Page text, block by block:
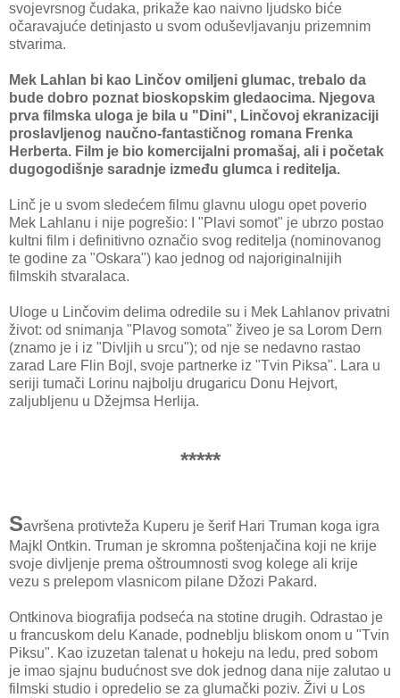
svojevrsnog čudaka, prikaže kao naivno ljudsko biće
očaravajuće detinjasto u svom oduševljavanju prizemnim
stvarima.
Mek Lahlan bi kao Linčov omiljeni glumac, trebalo da
bude dobro poznat bioskopskim gledaocima. Njegova
prva filmska uloga je bila u "Dini", Linčovoj ekranizaciji
proslavljenog naučno-fantastičnog romana Frenka
Herberta. Film je bio komercijalni promašaj, ali i početak
dugogodišnje saradnje između glumca i reditelja.
Linč je u svom sledećem filmu glavnu ulogu opet poverio
Mek Lahlanu i nije pogrešio: I "Plavi somot" je ubrzo postao
kultni film i definitivno označio svog reditelja (nominovanog
te godine za "Oskara") kao jednog od najoriginalnijih
filmskih stvaralaca.
Uloge u Linčovim delima odredile su i Mek Lahlanov privatni
život: od snimanja "Plavog somota" živeo je sa Lorom Dern
(znamo je i iz "Divljih u srcu"); od nje se nedavno rastao
zarad Lare Flin Bojl, svoje partnerke iz "Tvin Piksa". Lara u
seriji tumači Lorinu najbolju drugaricu Donu Hejvort,
zaljubljenu u Džejmsa Herlija.
*****
Savršena protivteža Kuperu je šerif Hari Truman koga igra
Majkl Ontkin. Truman je skromna poštenjačina koji ne krije
svoje divljenje prema oštroumnosti svog kolege ali krije
vezu s prelepom vlasnicom pilane Džozi Pakard.
Ontkinova biografija podseća na stotine drugih. Odrastao je
u francuskom delu Kanade, podneblju bliskom onom u "Tvin
Piksu". Kao izuzetan talenat u hokeju na ledu, pred sobom
je imao sjajnu budućnost sve dok jednog dana nije zalutao u
filmski studio i opredelio se za glumački poziv. Živi u Los